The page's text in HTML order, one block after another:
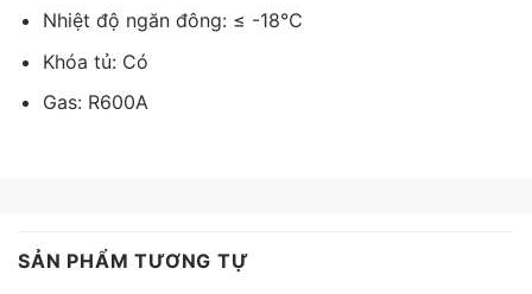
Bên cạnh đó chân tủ được thiết kế bánh xe chịu lực
giúp bạn dễ dàng di chuyển tủ khi muốn thay đổi vị trí.
Nhiệt độ ngăn đông: ≤ -18℃
Khóa tủ: Có
Gas: R600A
SẢN PHẨM TƯƠNG TỰ